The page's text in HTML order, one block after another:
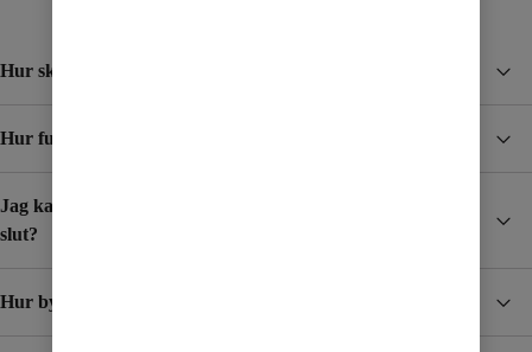
Hur skyddar jag mig från höga kostnader i utlandet?
Hur funkar Surfpaket?
Jag kar skaffat ett Surfpaket, hur vet jag när det börjar ta
slut?
Hur byter jag mobilabonnemang?